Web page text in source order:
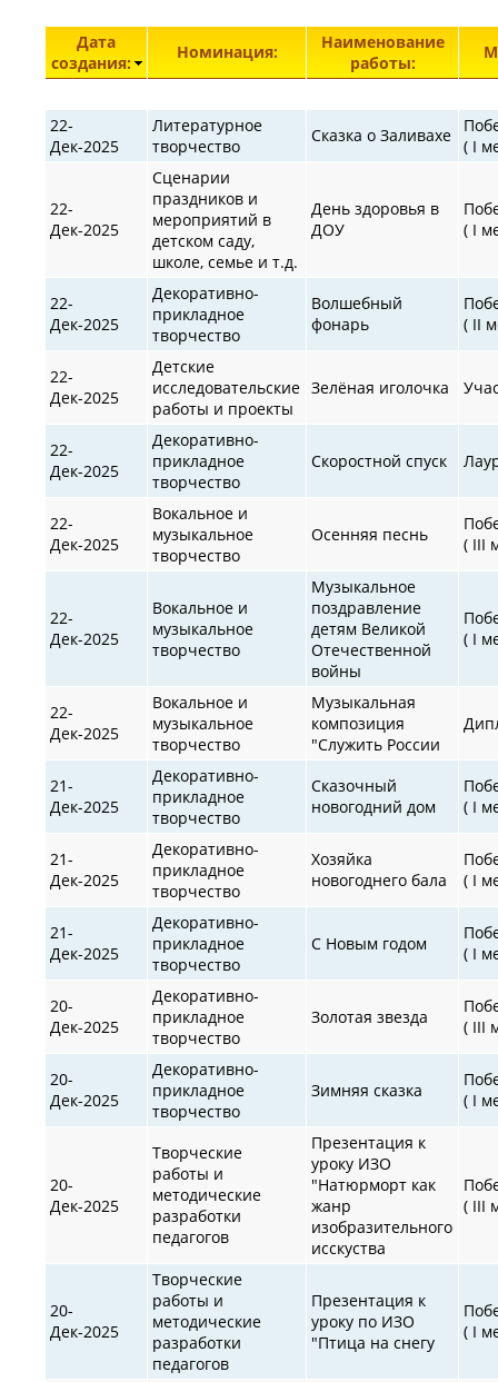
Дата
создания:
Номинация:
Наименование
работы:
22-
Дек-2025
Литературное
творчество
Сказка о Заливахе
( I
22-
Дек-2025
Сценарии
праздников и
мероприятий в
детском саду,
школе, семье и т.д.
День здоровья в
ДОУ
( I
22-
Дек-2025
Декоративно-
прикладное
творчество
Волшебный
фонарь
( II
22-
Дек-2025
Детские
исследовательские
работы и проекты
Зелёная иголочка
22-
Дек-2025
Декоративно-
прикладное
творчество
Скоростной спуск
22-
Дек-2025
Вокальное и
музыкальное
творчество
Осенняя песнь
( III
22-
Дек-2025
Вокальное и
музыкальное
творчество
Музыкальное
поздравление
детям Великой
Отечественной
войны
( I
22-
Дек-2025
Вокальное и
музыкальное
творчество
Музыкальная
композиция
"Служить России
21-
Дек-2025
Декоративно-
прикладное
творчество
Сказочный
новогодний дом
( I
21-
Дек-2025
Декоративно-
прикладное
творчество
Хозяйка
новогоднего бала
( I
21-
Дек-2025
Декоративно-
прикладное
творчество
С Новым годом
( I
20-
Дек-2025
Декоративно-
прикладное
творчество
Золотая звезда
( III
20-
Дек-2025
Декоративно-
прикладное
творчество
Зимняя сказка
( I
20-
Дек-2025
Творческие
работы и
методические
разработки
педагогов
Презентация к
уроку ИЗО
"Натюрморт как
жанр
изобразительного
исскуства
( III
20-
Дек-2025
Творческие
работы и
методические
разработки
педагогов
Презентация к
уроку по ИЗО
"Птица на снегу
( I